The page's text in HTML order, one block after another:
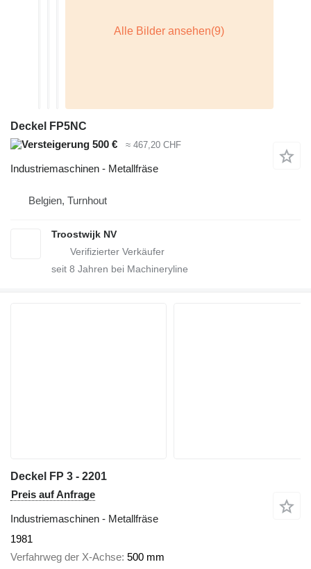
Deckel FP5NC
500 €
≈ 467,20 CHF
Industriemaschinen - Metallfräse
Belgien, Turnhout
Troostwijk NV
seit 8 Jahren bei Machineryline
Deckel FP 3 - 2201
Preis auf Anfrage
Industriemaschinen - Metallfräse
1981
Verfahrweg der X-Achse 500 mm